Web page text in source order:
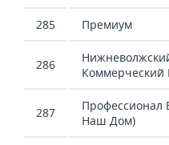
285 Премиум
286
Коммерческий
287
Профессионал
Наш Дом)